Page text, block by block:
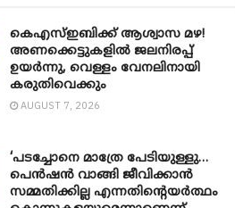
കെഎസ്ഇബിക്ക് ആശ്വാസ മഴ!
അണക്കെട്ടുകളിൽ ജലനിരപ്പ്
ഉയർന്നു, വെള്ളം വേനലിനായി
കരുതിവെക്കും
AUGUST 7, 2026
‘പടച്ചോനെ മാത്രേ പേടിയുള്ളു…
പെൻഷൻ വാങ്ങി ജീവിക്കാൻ
സമ്മതിക്കില്ല എന്നതിന്റെയർത്ഥം